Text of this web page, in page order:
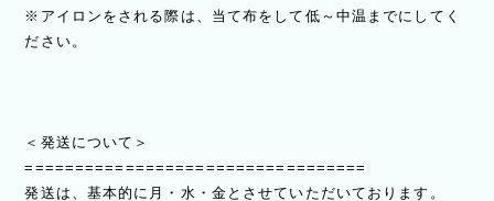
※アイロンをされる際は、当て布をして低～中温までにしてく
ださい。
＜発送について＞
==================================
発送は、基本的に月・水・金とさせていただいております。